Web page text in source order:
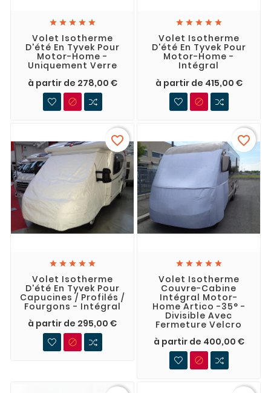
    
Volet Isotherme
D'été En Tyvek Pour
Motor-Home -
Uniquement Verre
à partir de 278,00 €

    
Volet Isotherme
D'été En Tyvek Pour
Motor-Home -
Intégral
à partir de 415,00 €

    
Volet Isotherme
D'été En Tyvek Pour
Capucines / Profilés /
Fourgons - Intégral
à partir de 295,00 €

favorite_border
    
Volet Isotherme
Couvre-Cabine
Intégral Motor-
Home Artico -35° -
Divisible Avec
Fermeture Velcro
à partir de 400,00 €

favorite_border